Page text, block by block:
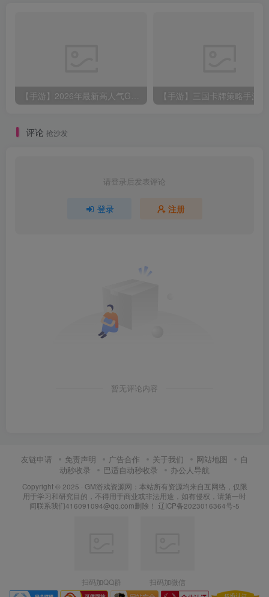
评论 抢沙发
请登录后发表评论
登录 注册
暂无评论内容
友链申请 免责声明 广告合作 关于我们 网站地图
自
动秒收录
巴适自动秒收录 办公人导航
Copyright © 2025 · GM游戏资源网：本站所有资源均来自互网络，仅限
用于学习和研究目的，不得用于商业或非法用途，如有侵权，请第一时
间联系我们416091094@qq.com删除！ 辽ICP备2023016364号-5
扫码加QQ群 扫码加微信